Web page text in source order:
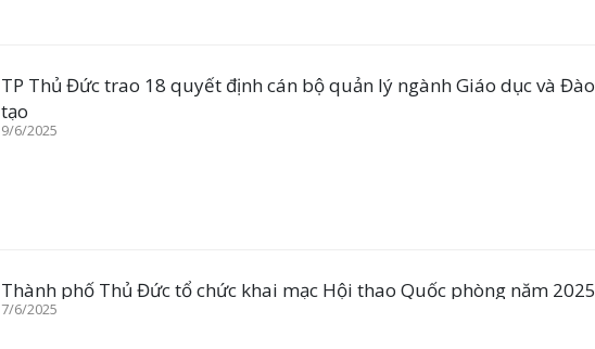
TP Thủ Đức trao 18 quyết định cán bộ quản lý ngành Giáo dục và Đào
tạo
9/6/2025
Thành phố Thủ Đức tổ chức khai mạc Hội thao Quốc phòng năm 2025
7/6/2025